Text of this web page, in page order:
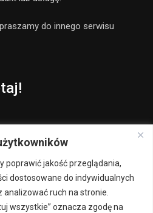
poprawić jakość przeglądania,
dostosowane do indywidualnych
ruch na stronie.
wszystkie” oznacza zgodę na
do innego serwisu
konsultacji ze specjalistą.
na naszej stronie internetowej
z osobą o
i uprawnieniach.